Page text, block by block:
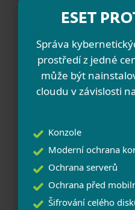
ESET
Správa
prostředí z jedné
může být
cloudu v závislosti
Konzole
Moderní ochrana
Ochrana serverů
Ochrana před
Šifrování celého